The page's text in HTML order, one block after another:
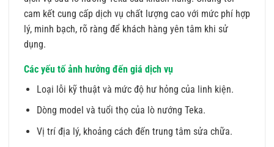
cam kết cung cấp dịch vụ chất lượng cao với mức phí hợp
lý, minh bạch, rõ ràng để khách hàng yên tâm khi sử
dụng.
Các yếu tố ảnh hưởng đến giá dịch vụ
Loại lỗi kỹ thuật và mức độ hư hỏng của linh kiện.
Dòng model và tuổi thọ của lò nướng Teka.
Vị trí địa lý, khoảng cách đến trung tâm sửa chữa.